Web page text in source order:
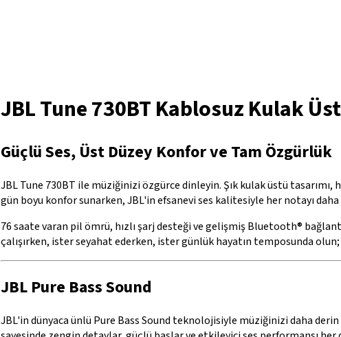
JBL Tune 730BT Kablosuz Kulak
Güçlü Ses, Üst Düzey Konfor ve Tam Özgürlük
JBL Tune 730BT ile müziğinizi özgürce dinleyin. Şık kulak üstü tasarımı,
gün boyu konfor sunarken, JBL'in efsanevi ses kalitesiyle her notayı
76 saate varan pil ömrü, hızlı şarj desteği ve gelişmiş Bluetooth®
çalışırken, ister seyahat ederken, ister günlük hayatın temposunda olun;
JBL Pure Bass Sound
JBL'in dünyaca ünlü Pure Bass Sound teknolojisiyle müziğinizi daha